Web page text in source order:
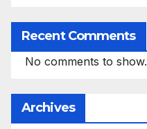
Recent Comments
No comments to show.
Archives